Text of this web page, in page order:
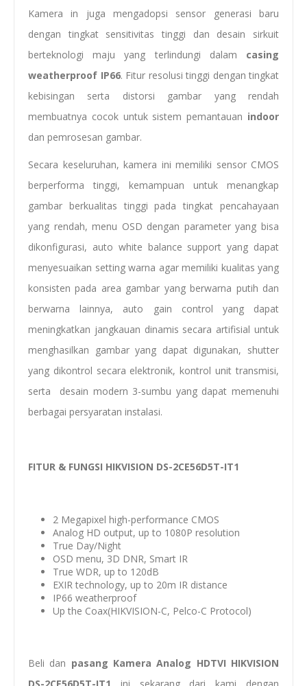
Kamera in juga mengadopsi sensor generasi baru
dengan tingkat sensitivitas tinggi dan desain sirkuit
berteknologi maju yang terlindungi dalam casing
weatherproof IP66. Fitur resolusi tinggi dengan tingkat
kebisingan serta distorsi gambar yang rendah
membuatnya cocok untuk sistem pemantauan indoor
dan pemrosesan gambar.
Secara keseluruhan, kamera ini memiliki sensor CMOS
berperforma tinggi, kemampuan untuk menangkap
gambar berkualitas tinggi pada tingkat pencahayaan
yang rendah, menu OSD dengan parameter yang bisa
dikonfigurasi, auto white balance support yang dapat
menyesuaikan setting warna agar memiliki kualitas yang
konsisten pada area gambar yang berwarna putih dan
berwarna lainnya, auto gain control yang dapat
meningkatkan jangkauan dinamis secara artifisial untuk
menghasilkan gambar yang dapat digunakan, shutter
yang dikontrol secara elektronik, kontrol unit transmisi,
serta desain modern 3-sumbu yang dapat memenuhi
berbagai persyaratan instalasi.
FITUR & FUNGSI HIKVISION DS-2CE56D5T-IT1
2 Megapixel high-performance CMOS
Analog HD output, up to 1080P resolution
True Day/Night
OSD menu, 3D DNR, Smart IR
True WDR, up to 120dB
EXIR technology, up to 20m IR distance
IP66 weatherproof
Up the Coax(HIKVISION-C, Pelco-C Protocol)
Beli dan pasang Kamera Analog HDTVI HIKVISION